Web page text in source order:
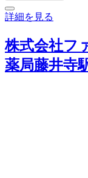
詳細を見る
株式会社フ
薬局藤井寺